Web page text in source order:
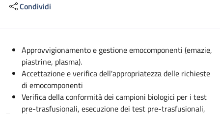
Condividi
Descrizione
Approvvigionamento e gestione emocomponenti (emazie,
piastrine, plasma).
Accettazione e verifica dell'appropriatezza delle richieste
di emocomponenti
Verifica della conformità dei campioni biologici per i test
pre-trasfusionali, esecuzione dei test pre-trasfusionali,